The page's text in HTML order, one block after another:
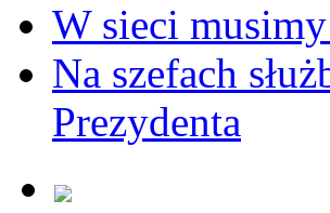
W sieci
Na szefach
Prezydenta